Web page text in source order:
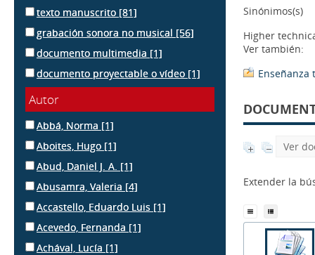
texto manuscrito [81]
grabación sonora no musical [56]
documento multimedia [1]
documento proyectable o vídeo [1]
Autor
Abbá, Norma [1]
Aboites, Hugo [1]
Abud, Daniel J. A. [1]
Abusamra, Valeria [4]
Accastello, Eduardo Luis [1]
Acevedo, Fernanda [1]
Achával, Lucía [1]
Sinónimos(s)
Higher
Ver también:
Enseñanza
Ver
Extender la